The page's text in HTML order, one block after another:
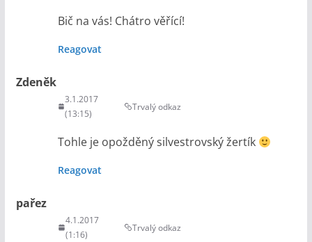
Bič na vás! Chátro věřící!
Reagovat
Zdeněk
3.1.2017
(13:15)
Trvalý odkaz
Tohle je opožděný silvestrovský žertík
Reagovat
pařez
4.1.2017
(1:16)
Trvalý odkaz